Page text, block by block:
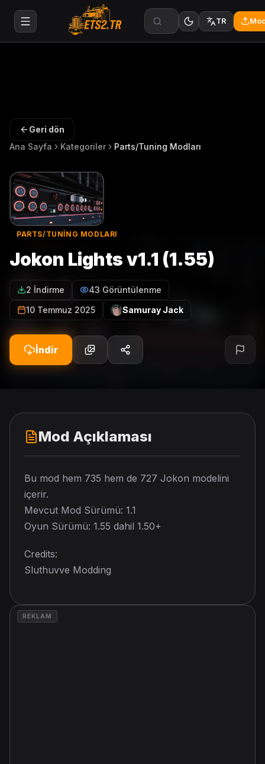
TR
Geri dön
Ana Sayfa
Kategoriler Parts/Tuning Modları
PARTS/TUNING MODLARI
Jokon Lights v1.1 (1.55)
2 İndirme
43 Görüntülenme
10 Temmuz 2025
Samuray Jack
İndir
Mod Açıklaması
Bu mod hem 735 hem de 727 Jokon modelini
içerir.
Mevcut Mod Sürümü: 1.1
Oyun Sürümü: 1.55 dahil 1.50+
Credits:
Sluthuvve Modding
REKLAM